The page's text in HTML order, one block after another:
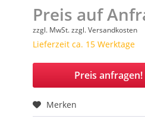
Preis auf
zzgl. MwSt.zzgl. Versandkosten
Lieferzeit ca. 15 Werktage
Preis anfragen!
Merken